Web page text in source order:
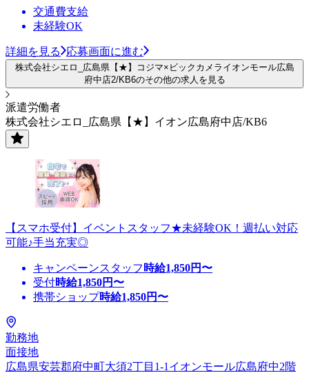
交通費支給
未経験OK
詳細を見る 応募画面に進む
株式会社シエロ_広島県【★】コジマ×ビックカメライオンモール広島
府中店2/KB6のその他の求人を見る
派遣労働者
株式会社シエロ_広島県【★】イオン広島府中店/KB6
【スマホ受付】イベントスタッフ★未経験OK！週払い対応
可能♪手当充実◎
キャンペーンスタッフ 時給1,850円〜
受付時給1,850円〜
携帯ショップ時給1,850円〜
勤務地
面接地
広島県安芸郡府中町大須2丁目1-1イオンモール広島府中2階